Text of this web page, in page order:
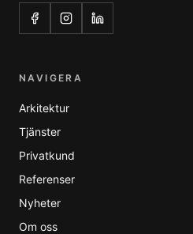
NAVIGERA
Arkitektur
Tjänster
Privatkund
Referenser
Nyheter
Om oss